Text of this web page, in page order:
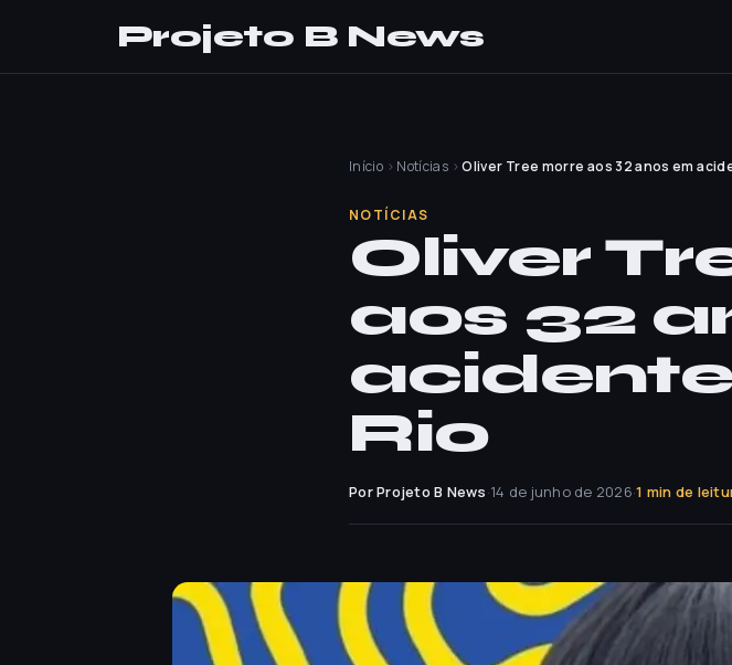
Projeto B News
Início › Notícias › Oliver Tree morre aos 32 anos em
NOTÍCIAS
Oliver
aos 32
Rio
Por Projeto B News·14 de junho de 2026·1 min de